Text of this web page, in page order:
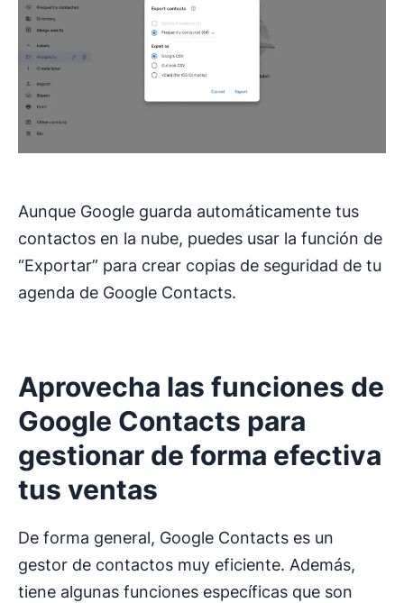
Aunque Google guarda automáticamente tus
contactos en la nube, puedes usar la función de
“Exportar” para crear copias de seguridad de tu
agenda de Google Contacts.
Aprovecha las funciones de
Google Contacts para
gestionar de forma efectiva
tus ventas
De forma general, Google Contacts es un
gestor de contactos muy eficiente. Además,
tiene algunas funciones específicas que son